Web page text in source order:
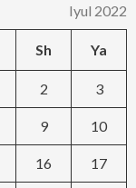
Iyul 2022
Sh Ya
2 3
9 10
16 17